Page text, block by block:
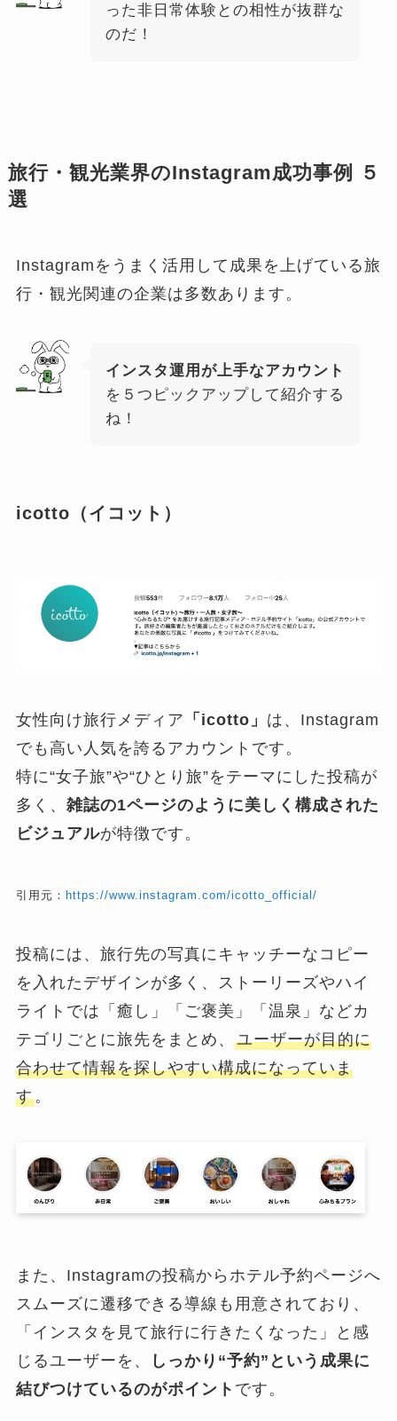
った非日常体験との相性が抜群な
のだ！
旅行・観光業界のInstagram成功事例 ５
選
Instagramをうまく活用して成果を上げている旅
行・観光関連の企業は多数あります。
インスタ運用が上手なアカウント
を５つピックアップして紹介する
ね！
icotto（イコット）
女性向け旅行メディア 「icotto」 は、Instagram
でも高い人気を誇るアカウントです。
特に“女子旅”や“ひとり旅”をテーマにした投稿が
多く、 雑誌の1ページのように美しく構成された
ビジュアルが特徴です。
引用元： https://www.instagram.com/icotto_official/
投稿には、旅行先の写真にキャッチーなコピー
を入れたデザインが多く、ストーリーズやハイ
ライトでは「癒し」「ご褒美」「温泉」などカ
テゴリごとに旅先をまとめ、 ユーザーが目的に
合わせて情報を探しやすい構成になっていま
す。
また、Instagramの投稿からホテル予約ページへ
スムーズに遷移できる導線も用意されており、
「インスタを見て旅行に行きたくなった」と感
じるユーザーを、
しっかり“予約”という成果に
結びつけているのがポイント です。